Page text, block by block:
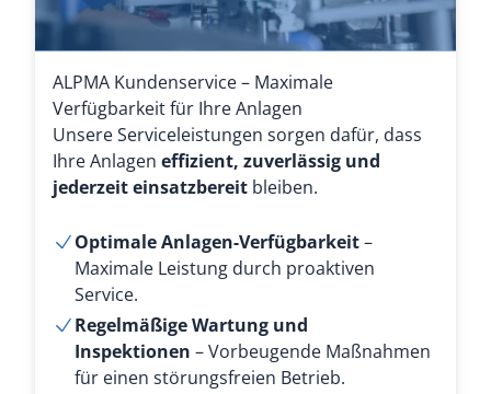
ALPMA Kundenservice – Maximale
Verfügbarkeit für Ihre Anlagen
Unsere Serviceleistungen sorgen dafür, dass
Ihre Anlageneffizient, zuverlässig und
jederzeit einsatzbereit bleiben.
Optimale Anlagen-Verfügbarkeit–
Maximale Leistung durch proaktiven
Service.
Regelmäßige Wartung und
Inspektionen – Vorbeugende Maßnahmen
für einen störungsfreien Betrieb.